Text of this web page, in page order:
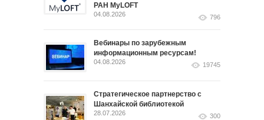
РАН MyLOFT
04.08.2026 796
Вебинары по зарубежным
информационным ресурсам!
04.08.2026 19745
Стратегическое партнерство с
Шанхайской библиотекой
28.07.2026 300